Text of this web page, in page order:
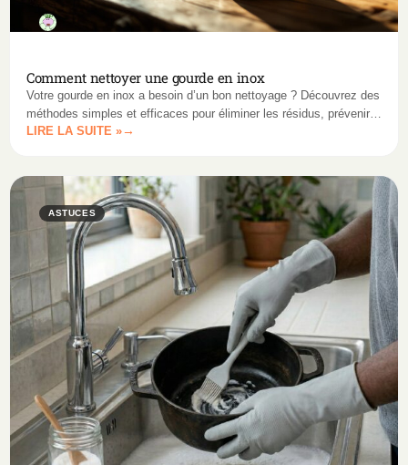
Comment nettoyer une gourde en inox
Votre gourde en inox a besoin d’un bon nettoyage ? Découvrez des
méthodes simples et efficaces pour éliminer les résidus, prévenir
les odeurs et prolonger sa durée de vie.
LIRE LA SUITE »
ASTUCES